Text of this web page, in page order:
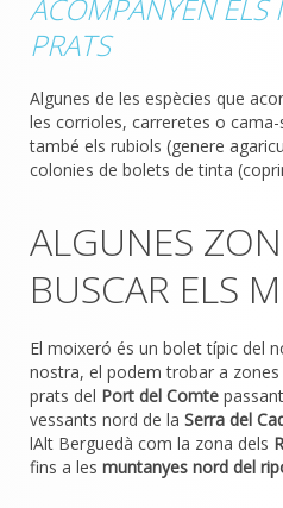
ACOMPANYEN ELS
PRATS
Algunes de les espècies que
les corrioles, carreretes o
també els rubiols (genere
colonies de bolets de tinta
ALGUNES
BUSCAR ELS
El moixeró és un bolet típic del
nostra, el podem trobar a
prats del Port del Comte
vessants nord de la Serra del
lAlt Berguedà com la zona dels
fins a les muntanyes nord del